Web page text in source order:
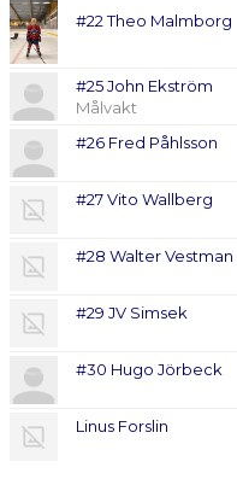
#22 Theo Malmborg
#25 John Ekström
Målvakt
#26 Fred Påhlsson
#27 Vito Wallberg
#28 Walter Vestman
#29 JV Simsek
#30 Hugo Jörbeck
Linus Forslin